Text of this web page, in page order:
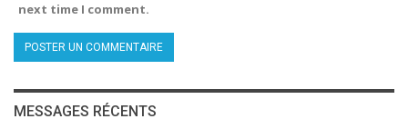
next time I comment.
MESSAGES RÉCENTS